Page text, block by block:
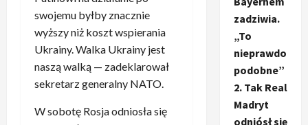
swojemu byłby znacznie
wyższy niż koszt wspierania
Ukrainy. Walka Ukrainy jest
naszą walką — zadeklarował
sekretarz generalny NATO.
W sobotę Rosja odniosła się
zadziwia.
„To
nieprawdo
podobne”
2. Tak Real
Madryt
odniósł się